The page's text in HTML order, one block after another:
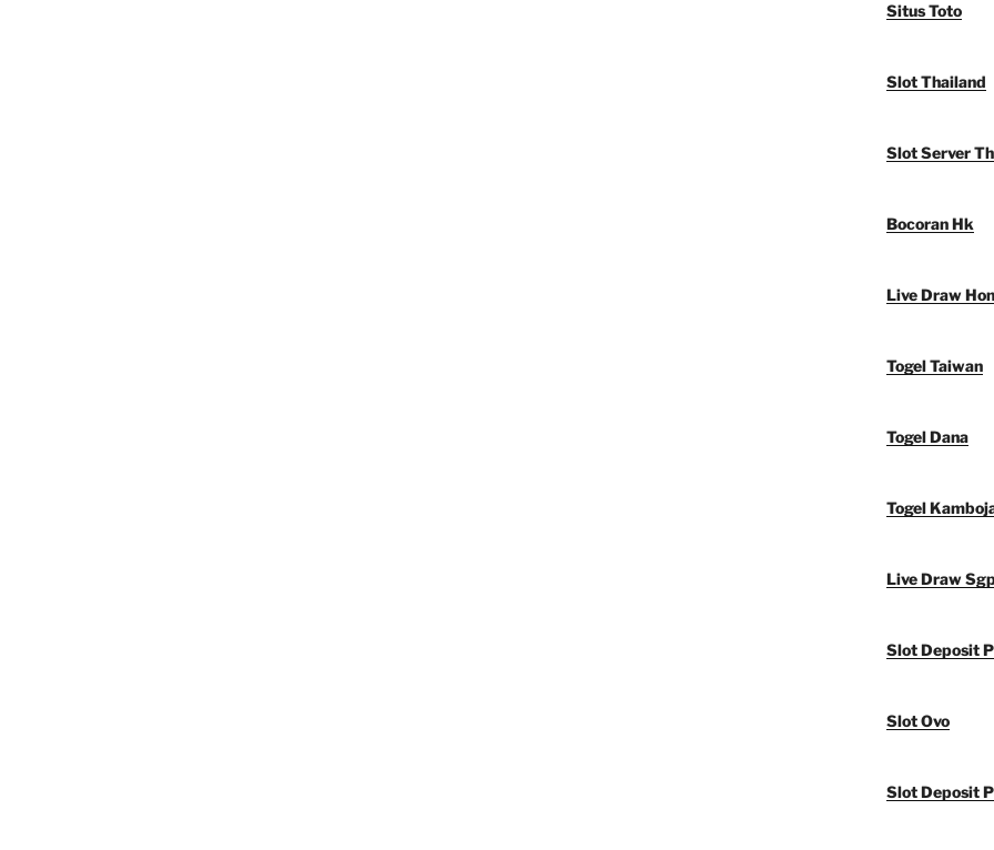
Situs Toto
Slot Thailand
Slot Server
Bocoran Hk
Live Draw
Togel Taiwan
Togel Dana
Togel
Live Draw
Slot Deposit
Slot Ovo
Slot Deposit